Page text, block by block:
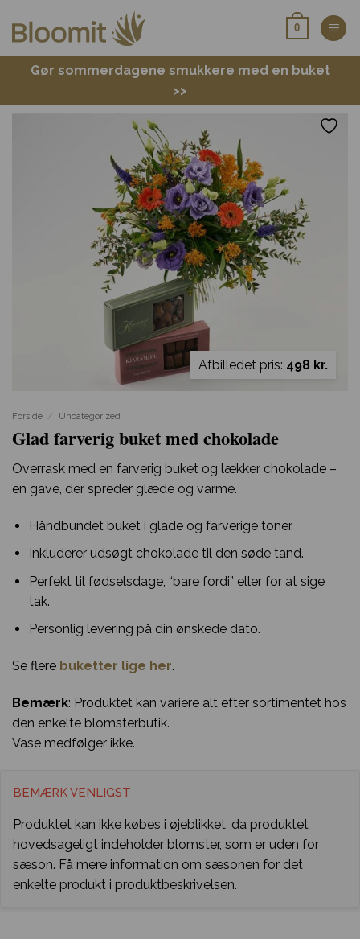
0
Gør sommerdagene smukkere med en buket
>>
Afbilledet pris: 498 kr.
Forside / Uncategorized
Glad farverig buket med chokolade
Overrask med en farverig buket og lækker chokolade –
en gave, der spreder glæde og varme.
Håndbundet buket i glade og farverige toner.
Inkluderer udsøgt chokolade til den søde tand.
Perfekt til fødselsdage, “bare fordi” eller for at sige
tak.
Personlig levering på din ønskede dato.
Se flere buketter lige her.
Bemærk: Produktet kan variere alt efter sortimentet hos
den enkelte blomsterbutik.
Vase medfølger ikke.
BEMÆRK VENLIGST
Produktet kan ikke købes i øjeblikket, da produktet
hovedsageligt indeholder blomster, som er uden for
sæson. Få mere information om sæsonen for det
enkelte produkt i produktbeskrivelsen.